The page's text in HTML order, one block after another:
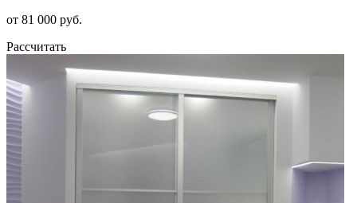
от 81 000 руб.
Рассчитать